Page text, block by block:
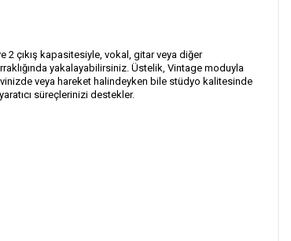
çıkış kapasitesiyle, vokal, gitar veya diğer
yakalayabilirsiniz. Üstelik, Vintage moduyla
veya hareket halindeyken bile stüdyo kalitesinde
süreçlerinizi destekler.